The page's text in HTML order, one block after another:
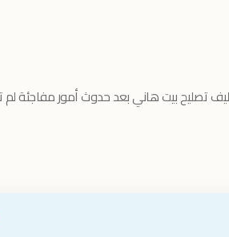
تصليح بيت هاني بعد حدوث أمور مفاجئة